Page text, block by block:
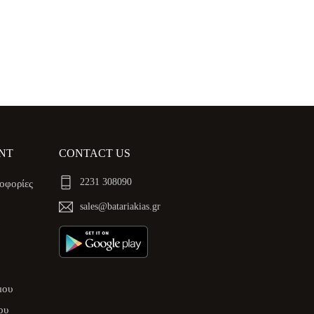
CONTACT US
2231 308090
sales@batariakias.gr